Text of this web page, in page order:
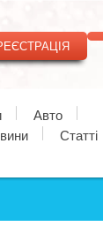
Авто
Статті